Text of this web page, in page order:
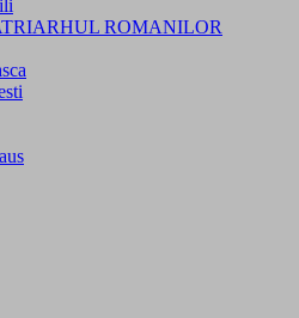
ROMANILOR